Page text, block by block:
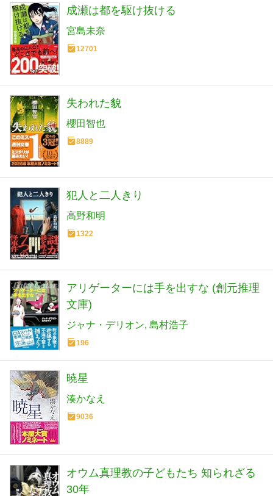
成瀬は都を駆け抜ける
宮島未奈
12701
失われた貌
櫻田智也
8889
犯人と二人きり
高野和明
1322
アリゲーターには手を出すな (創元推理
文庫)
ジャナ・デリオン 島村浩子
196
暁星
湊かなえ
9036
オウム真理教の子どもたち 知られざる
30年